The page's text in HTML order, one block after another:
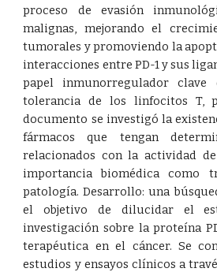
proceso de evasión
malignas, mejorando el
tumorales y promoviendo la
interacciones entre PD-1 y sus
papel inmunorregulador
tolerancia de los linfocitos T,
documento se investigó la
fármacos que tengan
relacionados con la actividad
importancia biomédica como
patología. Desarrollo: una
el objetivo de dilucidar el
investigación sobre la proteína
terapéutica en el cáncer. Se
estudios y ensayos clínicos a